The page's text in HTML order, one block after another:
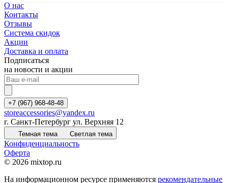
О нас
Контакты
Отзывы
Система скидок
Акции
Доставка и оплата
Подписаться
на новости и акции
+7 (967) 968-48-48
storeaccessories@yandex.ru
г. Санкт-Петербург ул. Верхняя 12
Темная тема Светлая тема
Конфиденциальность
Оферта
© 2026 mixtop.ru
На информационном ресурсе применяются рекомендательные